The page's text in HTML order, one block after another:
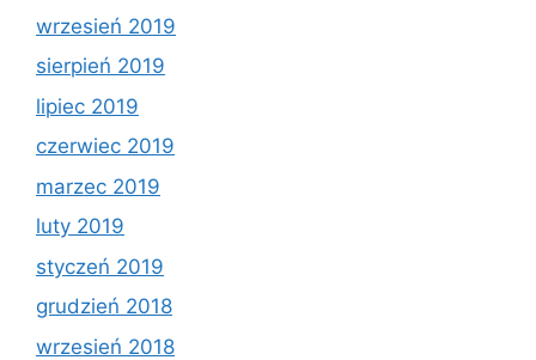
wrzesień 2019
sierpień 2019
lipiec 2019
czerwiec 2019
marzec 2019
luty 2019
styczeń 2019
grudzień 2018
wrzesień 2018